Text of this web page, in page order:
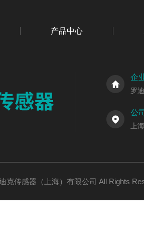
产品中心
企
罗
公
上
克传感器（上海）有限公司 All Rights